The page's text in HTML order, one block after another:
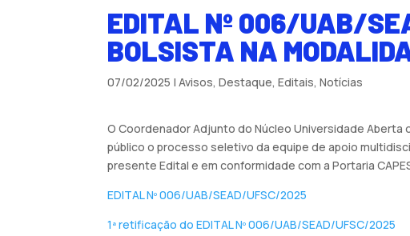
EDITAL Nº 006/UAB/
BOLSISTA NA
07/02/2025 |Avisos,Destaque,Editais,Notícias
O Coordenador Adjunto do Núcleo Universidade Aberta
público o processo seletivo da equipe de apoio
presente Edital e em conformidade com a Portaria
EDITAL Nº 006/UAB/SEAD/UFSC/2025
1ª retificação do EDITAL Nº 006/UAB/SEAD/UFSC/2025